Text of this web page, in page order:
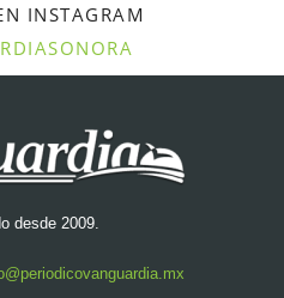
INSTAGRAM
desde 2009.